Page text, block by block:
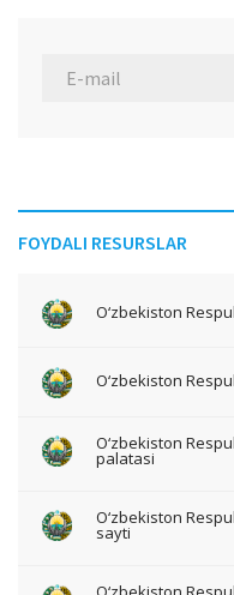
FOYDALI RESURSLAR
O‘zbekiston
O‘zbekiston
O‘zbekiston
palatasi
O‘zbekiston
sayti